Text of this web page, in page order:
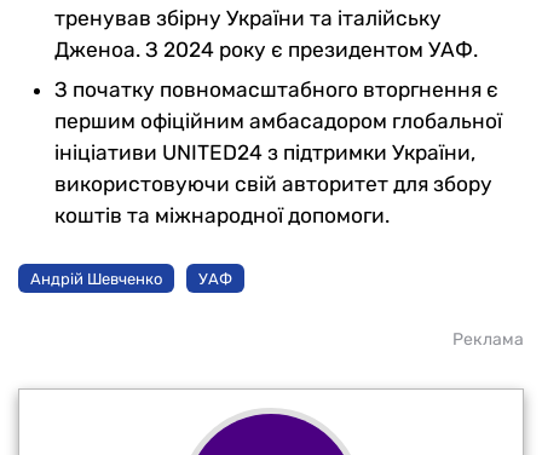
тренував збірну України та італійську
Дженоа. З 2024 року є президентом УАФ.
З початку повномасштабного вторгнення є
першим офіційним амбасадором глобальної
ініціативи UNITED24 з підтримки України,
використовуючи свій авторитет для збору
коштів та міжнародної допомоги.
Андрій Шевченко УАФ
Реклама